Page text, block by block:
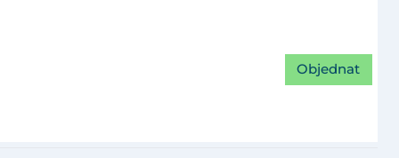
Objednat